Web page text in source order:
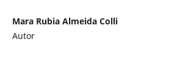
Mara Rubia Almeida Colli
Autor